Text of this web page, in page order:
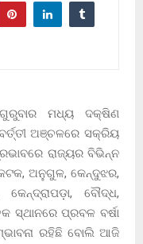
ମଧ୍ୟ ଦକ୍ଷିଣ
ଅଞ୍ଚଳରେ ସକ୍ରିୟ
ରାଜ୍ୟର ବିଭିନ୍ନ
ଅନୁଗୁଳ, କେନ୍ଦୁଝର,
ବୌଦ୍ଧ,
ସ୍ଥାନରେ ପ୍ରବଳ ବର୍ଷା
ରହିଛି ବୋଲି ଆଜି